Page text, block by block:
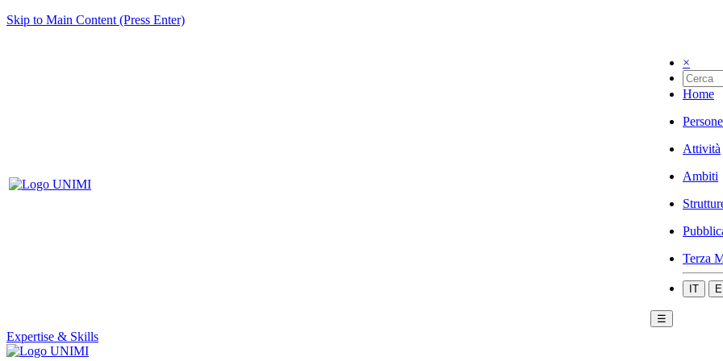
Skip to Main Content (Press Enter)
×
Home
Persone
Attività
Ambiti
Terza
IT
☰
Expertise & Skills